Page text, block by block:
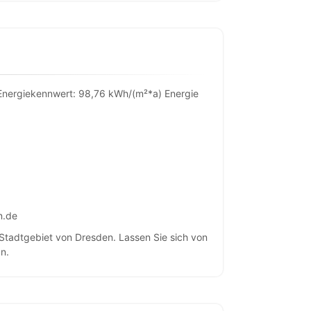
98,76 kWh/(m²*a) Energie
von Dresden. Lassen Sie sich von